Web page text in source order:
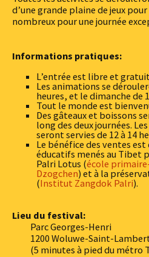
d’une grande plaine de jeux
nombreux pour une journée
Informations pratiques:
L’entrée est libre et
Les animations se
heures, et le dimanche de
Tout le monde est
Des gâteaux et boissons
long des deux journées.
seront servies de 12 à 14
Le bénéfice des ventes
éducatifs menés au Tibet
Palri Lotus (école
Dzogchen) et à la
(Institut Zangdok Palri).
Lieu du festival:
Parc Georges-Henri
1200 Woluwe-Saint-
(5 minutes à pied du métro